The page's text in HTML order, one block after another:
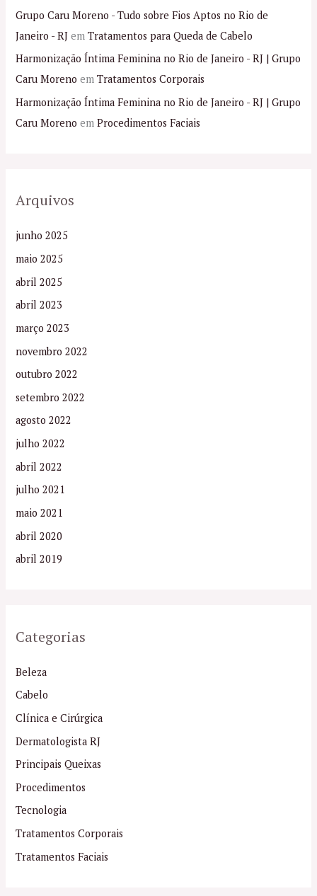
Grupo Caru Moreno - Tudo sobre Fios Aptos no Rio de
Janeiro - RJ emTratamentos para Queda de Cabelo
Harmonização Íntima Feminina no Rio de Janeiro - RJ | Grupo
Caru Moreno emTratamentos Corporais
Harmonização Íntima Feminina no Rio de Janeiro - RJ | Grupo
Caru Moreno emProcedimentos Faciais
Arquivos
junho 2025
maio 2025
abril 2025
abril 2023
março 2023
novembro 2022
outubro 2022
setembro 2022
agosto 2022
julho 2022
abril 2022
julho 2021
maio 2021
abril 2020
abril 2019
Categorias
Beleza
Cabelo
Clínica e Cirúrgica
Dermatologista RJ
Principais Queixas
Procedimentos
Tecnologia
Tratamentos Corporais
Tratamentos Faciais